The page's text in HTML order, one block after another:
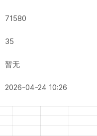
71580
35
暂无
2026-04-24 10:26